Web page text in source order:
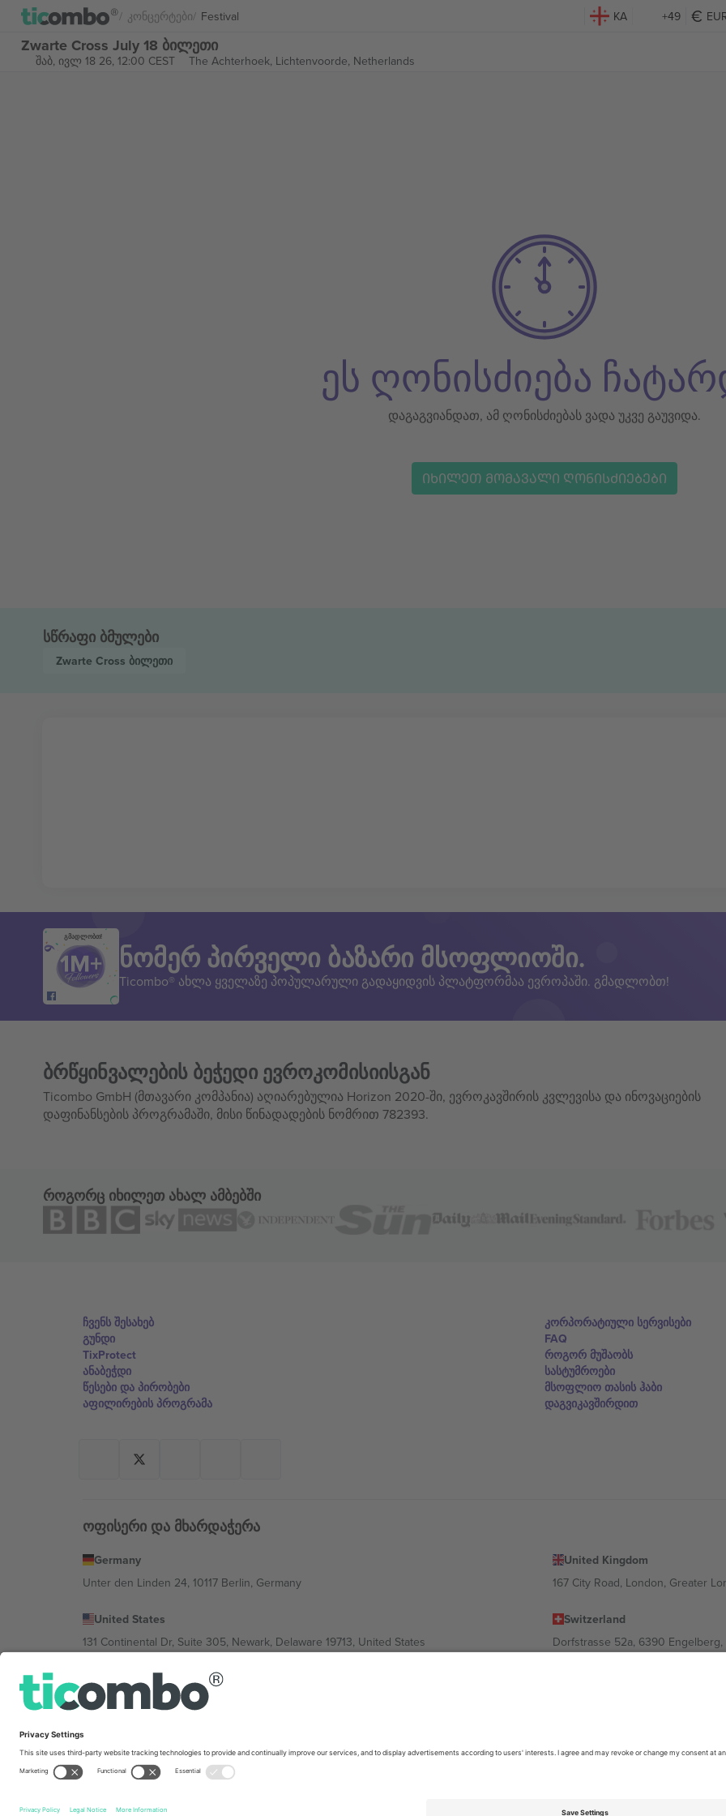
Კონცერტები Festival KA +49
Zwarte Cross July 18 ბილეთი
შაბ, ივლ 18 26, 12:00 CEST The Achterhoek, Lichtenvoorde, Netherlands
ეს ღონისძიება
დაგაგვიანდათ, ამ ღონისძიებას ვადა უკვე გაუვიდა.
ᲘᲮᲘᲚᲔᲗ ᲛᲝᲛᲐᲕᲐᲚᲘ ᲦᲝᲜᲘᲡᲫᲘᲔᲑᲔᲑᲘ
სწრაფი ბმულები
Zwarte Cross ბილეთი
გმადლობთ!
ნომერ პირველი ბაზარი მსოფლიოში.
Ticombo® ახლა ყველაზე პოპულარული გადაყიდვის პლატფორმაა ევროპაში. გმადლობთ!
ბრწყინვალების ბეჭედი ევროკომისიისგან
Ticombo GmbH (მთავარი კომპანია) აღიარებულია Horizon 2020-ში, ევროკავშირის კვლევისა და ინოვაციების
დაფინანსების პროგრამაში, მისი წინადადების ნომრით 782393.
როგორც იხილეთ ახალ ამბებში
ჩვენს შესახებ
გუნდი
TixProtect
ანაბეჭდი
წესები და პირობები
აფილირების პროგრამა
კორპორატიული სერვისები
FAQ
როგორ მუშაობს
სასტუმროები
მსოფლიო თასის ჰაბი
დაგვიკავშირდით
ოფისერი და მხარდაჭერა
Germany
Unter den Linden 24, 10117 Berlin, Germany
United Kingdom
167 City Road, London, Greater
United States
131 Continental Dr, Suite 305, Newark, Delaware 19713, United States
Switzerland
Dorfstrasse 52a, 6390
Bulgaria
Regus Sofia City West, bul Totleben 53-55, 1606 Sofia, Bulgaria
Av Chapultepec 360, Roma Norte, Cuauhtémoc, 06700 Ciudad de México, CDMX, Mexico
კონკრეტული პირობები.,